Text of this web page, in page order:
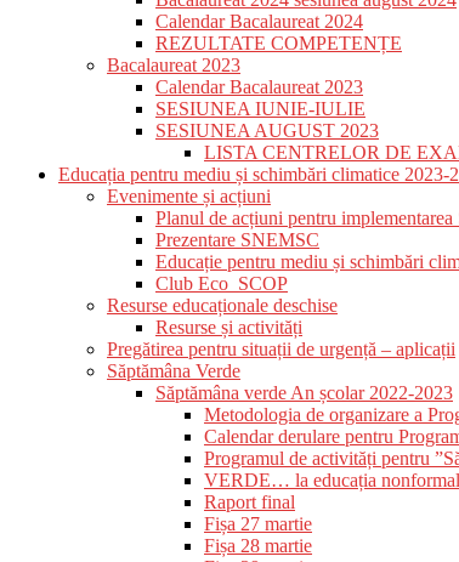
Calendar Bacalaureat 2024
REZULTATE COMPETENȚE
Bacalaureat 2023
Calendar Bacalaureat 2023
SESIUNEA IUNIE-IULIE
SESIUNEA AUGUST 2023
LISTA CENTRELOR DE
Educația pentru mediu și schimbări climatice 2023-
Evenimente și acțiuni
Planul de acțiuni pentru
Prezentare SNEMSC
Educație pentru mediu și schimbări
Club Eco_SCOP
Resurse educaționale deschise
Resurse și activități
Pregătirea pentru situații de urgență – aplicații
Săptămâna Verde
Săptămâna verde An școlar 2022-2023
Metodologia de organizare a
Calendar derulare pentru
Programul de activități pentru
VERDE… la educația
Raport final
Fișa 27 martie
Fișa 28 martie